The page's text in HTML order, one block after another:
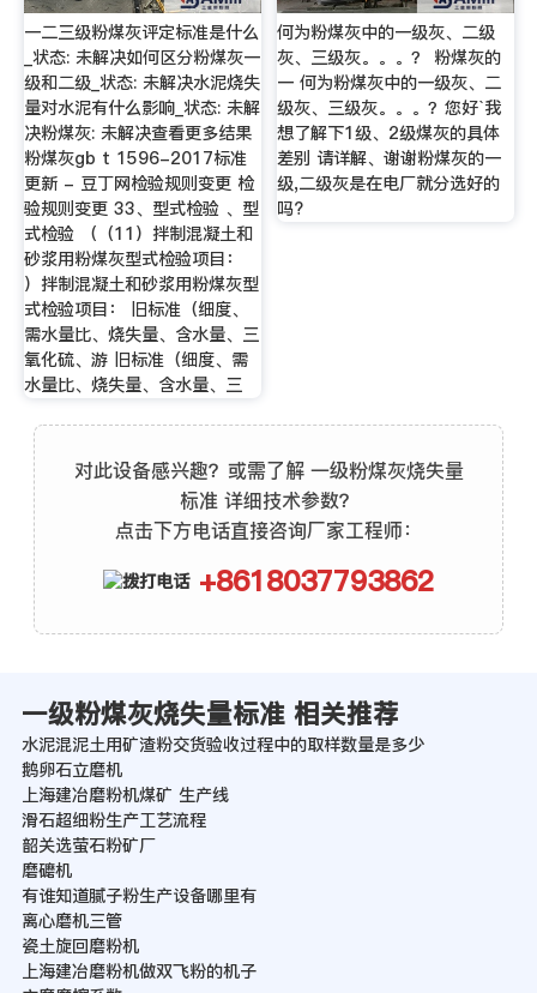
一二三级粉煤灰评定标准是什么
_状态: 未解决如何区分粉煤灰一
级和二级_状态: 未解决水泥烧失
量对水泥有什么影响_状态: 未解
决粉煤灰: 未解决查看更多结果
粉煤灰gb t 1596-2017标准
更新 - 豆丁网检验规则变更 检
验规则变更 33、型式检验 、型
式检验 （（11）拌制混凝土和
砂浆用粉煤灰型式检验项目：
）拌制混凝土和砂浆用粉煤灰型
式检验项目： 旧标准（细度、
需水量比、烧失量、含水量、三
氧化硫、游 旧标准（细度、需
水量比、烧失量、含水量、三
何为粉煤灰中的一级灰、二级
灰、三级灰。。。？ 粉煤灰的
一 何为粉煤灰中的一级灰、二
级灰、三级灰。。。？您好`我
想了解下1级、2级煤灰的具体
差别 请详解、谢谢粉煤灰的一
级,二级灰是在电厂就分选好的
吗?
对此设备感兴趣？或需了解 一级粉煤灰烧失量
标准 详细技术参数？
点击下方电话直接咨询厂家工程师：
+8618037793862
一级粉煤灰烧失量标准 相关推荐
水泥混泥土用矿渣粉交货验收过程中的取样数量是多少
鹅卵石立磨机
上海建冶磨粉机煤矿 生产线
滑石超细粉生产工艺流程
韶关选萤石粉矿厂
磨礳机
有谁知道腻子粉生产设备哪里有
离心磨机三管
瓷土旋回磨粉机
上海建冶磨粉机做双飞粉的机子